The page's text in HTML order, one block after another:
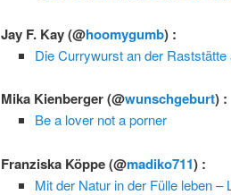
Jay F. Kay(@hoomygumb) :
Die Currywurst an der
Mika Kienberger(@wunschgeburt) :
Be a lover not a porner
Franziska Köppe(@madiko711) :
Mit der Natur in der Fülle leben –